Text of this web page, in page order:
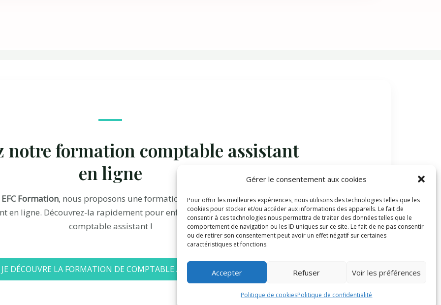
Gérer le consentement aux cookies
Pour offrir les meilleures expériences, nous utilisons des technologies telles que les
cookies pour stocker et/ou accéder aux informations des appareils. Le fait de
consentir à ces technologies nous permettra de traiter des données telles que le
comportement de navigation ou les ID uniques sur ce site. Le fait de ne pas consentir
ou de retirer son consentement peut avoir un effet négatif sur certaines
caractéristiques et fonctions.
Accepter Refuser Voir les préférences
Politique de cookiesPolitique de confidentialité
notre formation comptable assistant
en ligne
EFC Formation, nous proposons une formation de comptable
en ligne. Découvrez-la rapidement pour enfin pouvoir devenir
comptable assistant !
JE DÉCOUVRE LA FORMATION DE COMPTABLE ASSISTANT